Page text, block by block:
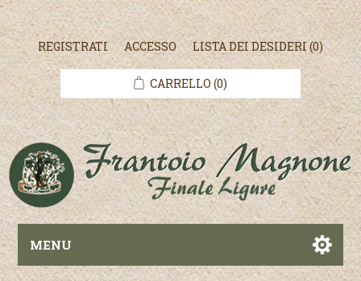
REGISTRATI ACCESSO LISTA DEI DESIDERI(0)
CARRELLO (0)
MENU